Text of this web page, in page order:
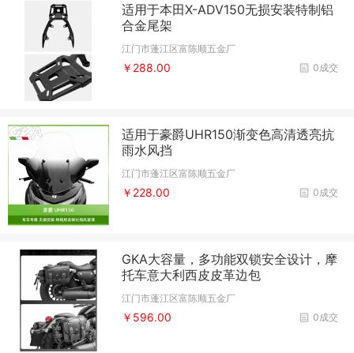
适用于本田X-ADV150无损安装特制铝
合金尾架
江门市蓬江区富陈顺五金厂
0成交
￥288.00
适用于豪爵UHR150渐变色高清透亮抗
雨水风挡
江门市蓬江区富陈顺五金厂
0成交
￥228.00
GKA大容量，多功能双锁安全设计，摩
托车意大利西皮皮革边包
江门市蓬江区富陈顺五金厂
0成交
￥596.00